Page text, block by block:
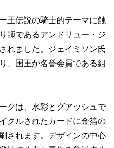
王伝説の騎士的テーマに触
師であるアンドリュー・ジ
れました。ジェイミソン氏
、国王が名誉会員である組
クは、水彩とグアッシュで
クルされたカードに金箔の
されます。デザインの中心